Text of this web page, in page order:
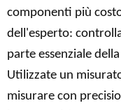
componenti più
dell'esperto:
parte essenziale
Utilizzate un
misurare con